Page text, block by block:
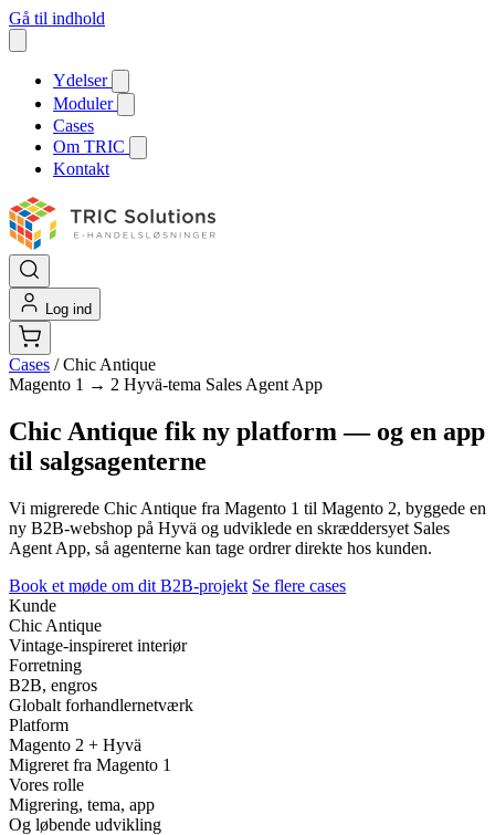
Gå til indhold
Ydelser
Moduler
Cases
Om TRIC
Kontakt
Log ind
Cases / Chic Antique
Magento 1 → 2 Hyvä-tema Sales Agent App
Chic Antique fik ny platform — og en app
til salgsagenterne
Vi migrerede Chic Antique fra Magento 1 til Magento 2, byggede en
ny B2B-webshop på Hyvä og udviklede en skræddersyet Sales
Agent App, så agenterne kan tage ordrer direkte hos kunden.
Book et møde om dit B2B-projekt Se flere cases
Kunde
Chic Antique
Vintage-inspireret interiør
Forretning
B2B, engros
Globalt forhandlernetværk
Platform
Magento 2 + Hyvä
Migreret fra Magento 1
Vores rolle
Migrering, tema, app
Og løbende udvikling